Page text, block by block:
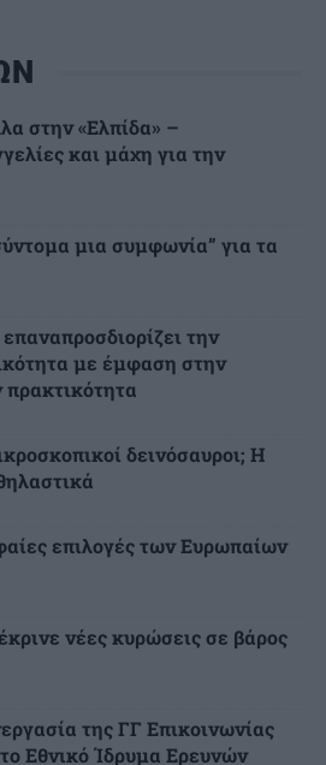
στην «Ελπίδα» –
και μάχη για την
μια συμφωνία” για τα
την
με έμφαση στην
πρακτικότητα
δεινόσαυροι; Η
επιλογές των Ευρωπαίων
νέες κυρώσεις σε βάρος
της ΓΓ Επικοινωνίας
Εθνικό Ίδρυμα Ερευνών